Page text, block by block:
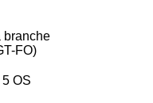
branche
FO)
OS